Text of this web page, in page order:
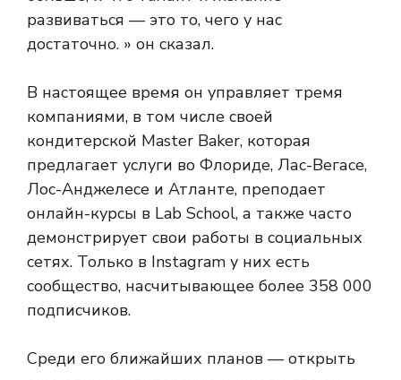
развиваться — это то, чего у нас
достаточно. » он сказал.
В настоящее время он управляет тремя
компаниями, в том числе своей
кондитерской Master Baker, которая
предлагает услуги во Флориде, Лас-Вегасе,
Лос-Анджелесе и Атланте, преподает
онлайн-курсы в Lab School, а также часто
демонстрирует свои работы в социальных
сетях. Только в Instagram у них есть
сообщество, насчитывающее более 358 000
подписчиков.
Среди его ближайших планов — открыть